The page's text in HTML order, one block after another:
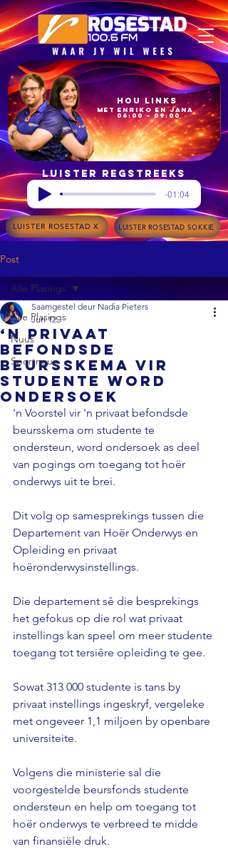
06:00 – 09:00
met Enriko en Jana
Hou Links
Luister regstreeks
-01:04
LUISTER ROSESTAD X LUISTER ROSESTAD SOKKIE
Post
Alle Plasings
Nuus
Sportnuus
Alle Plasings
‘n Privaat
befondsde
beursskema vir
studente word
ondersoek
Saamgestel deur Nadia Pieters
Jun 12
'n Voorstel vir 'n privaat befondsde
beursskema om studente te
ondersteun, word ondersoek as deel
van pogings om toegang tot hoër
onderwys uit te brei.
Dit volg op samesprekings tussen die
Departement van Hoër Onderwys en
Opleiding en privaat
hoëronderwysinstellings.
Die departement sê die besprekings
het gefokus op die rol wat privaat
instellings kan speel om meer studente
toegang tot tersiêre opleiding te gee.
Sowat 313 000 studente is tans by
privaat instellings ingeskryf, vergeleke
met ongeveer 1,1 miljoen by openbare
universiteite.
Volgens die ministerie sal die
voorgestelde beursfonds studente
ondersteun en help om toegang tot
hoër onderwys te verbreed te midde
van finansiële druk.